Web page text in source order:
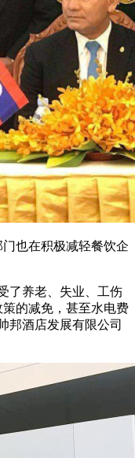
也在积极减轻餐饮企
了养老、失业、工伤
的减免，甚至水电费
邦酒店发展有限公司